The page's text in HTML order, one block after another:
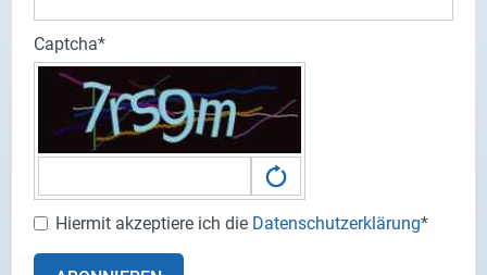
Captcha
Hiermit akzeptiere ich die Datenschutzerklärung*